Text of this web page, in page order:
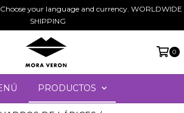
your language and currency. WORLDWIDE
SHIPPING
0
PRODUCTOS